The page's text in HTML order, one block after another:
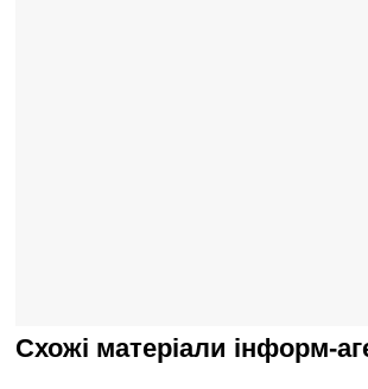
Схожі матеріали інформ-